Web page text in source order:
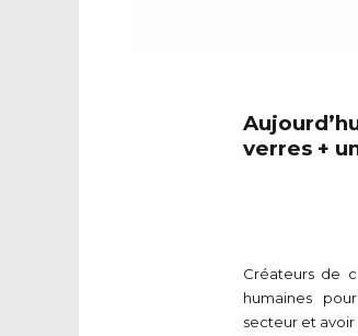
verres +
Créateurs de
humaines
secteur et